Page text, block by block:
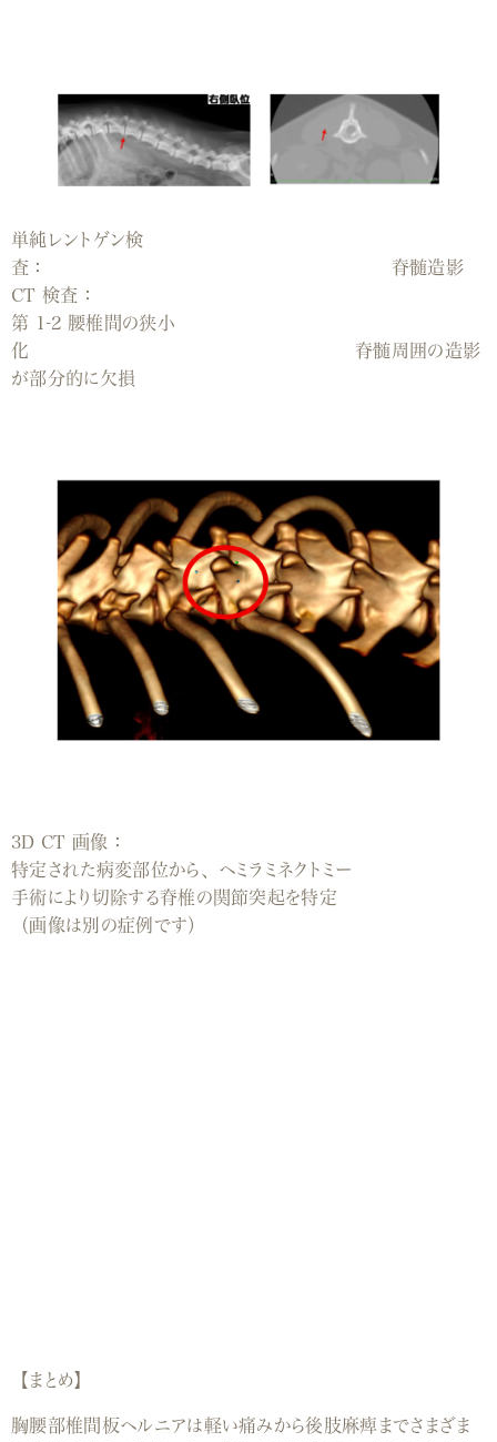
単純レントゲン検
査： 脊髄造影
CT 検査：
第 1-2 腰椎間の狭小
化 脊髄周囲の造影
が部分的に欠損
3D CT 画像：
特定された病変部位から、ヘミラミネクトミー
手術により切除する脊椎の関節突起を特定
（画像は別の症例です）
【まとめ】
胸腰部椎間板ヘルニアは軽い痛みから後肢麻痺までさまざま